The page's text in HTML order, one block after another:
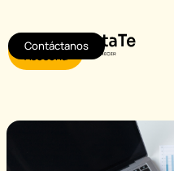
contenido
Agendar
Asesoría
Contáctanos
navigation